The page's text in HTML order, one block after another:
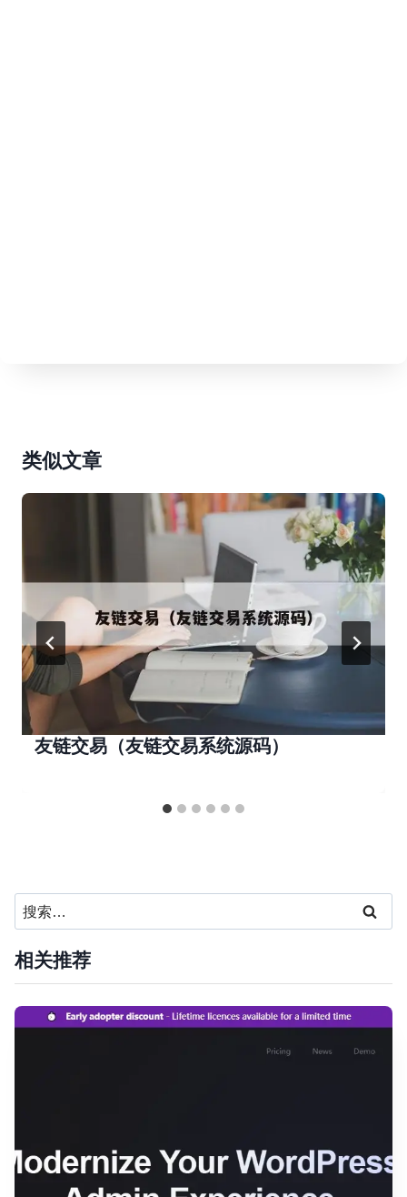
类似文章
友链交易（友链交易系统源码）
搜
索：
相关推荐